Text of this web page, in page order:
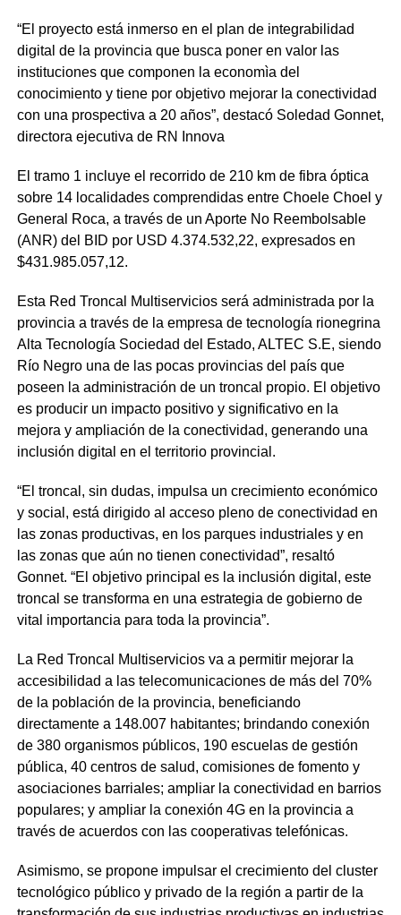
“El proyecto está inmerso en el plan de integrabilidad
digital de la provincia que busca poner en valor las
instituciones que componen la economìa del
conocimiento y tiene por objetivo mejorar la conectividad
con una prospectiva a 20 años”, destacó Soledad Gonnet,
directora ejecutiva de RN Innova
El tramo 1 incluye el recorrido de 210 km de fibra óptica
sobre 14 localidades comprendidas entre Choele Choel y
General Roca, a través de un Aporte No Reembolsable
(ANR) del BID por USD 4.374.532,22, expresados en
$431.985.057,12.
Esta Red Troncal Multiservicios será administrada por la
provincia a través de la empresa de tecnología rionegrina
Alta Tecnología Sociedad del Estado, ALTEC S.E, siendo
Río Negro una de las pocas provincias del país que
poseen la administración de un troncal propio. El objetivo
es producir un impacto positivo y significativo en la
mejora y ampliación de la conectividad, generando una
inclusión digital en el territorio provincial.
“El troncal, sin dudas, impulsa un crecimiento económico
y social, está dirigido al acceso pleno de conectividad en
las zonas productivas, en los parques industriales y en
las zonas que aún no tienen conectividad”, resaltó
Gonnet. “El objetivo principal es la inclusión digital, este
troncal se transforma en una estrategia de gobierno de
vital importancia para toda la provincia”.
La Red Troncal Multiservicios va a permitir mejorar la
accesibilidad a las telecomunicaciones de más del 70%
de la población de la provincia, beneficiando
directamente a 148.007 habitantes; brindando conexión
de 380 organismos públicos, 190 escuelas de gestión
pública, 40 centros de salud, comisiones de fomento y
asociaciones barriales; ampliar la conectividad en barrios
populares; y ampliar la conexión 4G en la provincia a
través de acuerdos con las cooperativas telefónicas.
Asimismo, se propone impulsar el crecimiento del cluster
tecnológico público y privado de la región a partir de la